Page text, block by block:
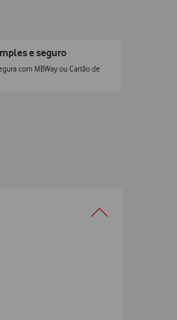
e seguro
com MBWay ou Cartão de